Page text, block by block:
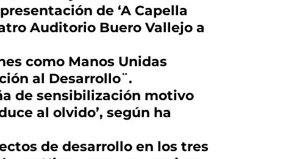
de ‘A Capella
Auditorio Buero Vallejo a
como Manos Unidas
al Desarrollo¨.
de sensibilización motivo
al olvido’, según ha
de desarrollo en los tres